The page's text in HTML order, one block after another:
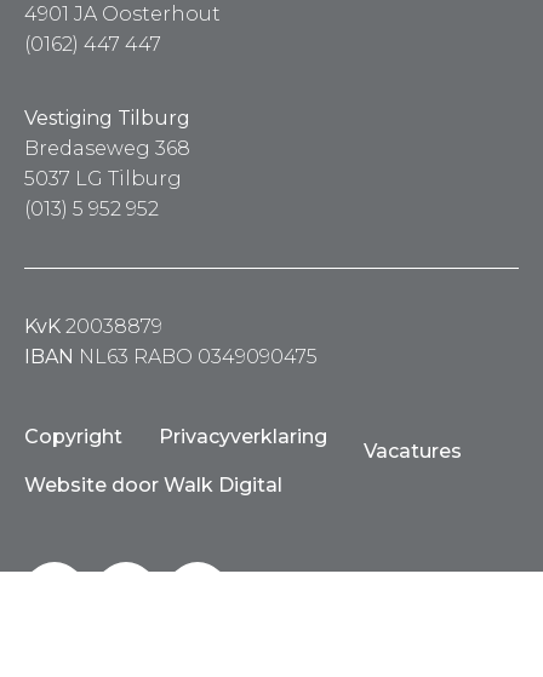
4901 JA Oosterhout
(0162) 447 447
Vestiging Tilburg
Bredaseweg 368
5037 LG Tilburg
(013) 5 952 952
KvK 20038879
IBAN NL63 RABO 0349090475
Copyright Privacyverklaring
Vacatures
Website door Walk Digital